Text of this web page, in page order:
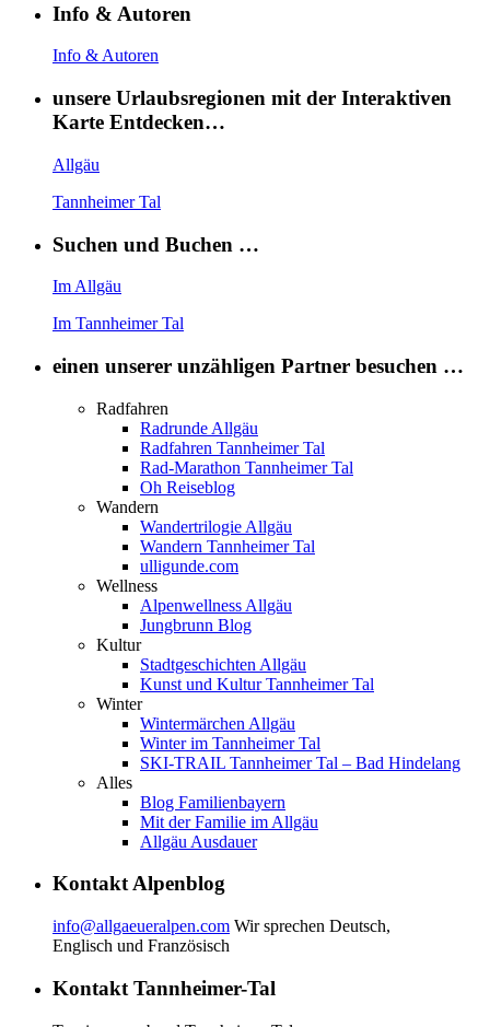
Info & Autoren
Info & Autoren
unsere Urlaubsregionen mit der Interaktiven
Karte Entdecken…
Allgäu
Tannheimer Tal
Suchen und Buchen …
Im Allgäu
Im Tannheimer Tal
einen unserer unzähligen Partner besuchen …
Radfahren
Radrunde Allgäu
Radfahren Tannheimer Tal
Rad-Marathon Tannheimer Tal
Oh Reiseblog
Wandern
Wandertrilogie Allgäu
Wandern Tannheimer Tal
ulligunde.com
Wellness
Alpenwellness Allgäu
Jungbrunn Blog
Kultur
Stadtgeschichten Allgäu
Kunst und Kultur Tannheimer Tal
Winter
Wintermärchen Allgäu
Winter im Tannheimer Tal
SKI-TRAIL Tannheimer Tal – Bad Hindelang
Alles
Blog Familienbayern
Mit der Familie im Allgäu
Allgäu Ausdauer
Kontakt Alpenblog
info@allgaeueralpen.com Wir sprechen Deutsch,
Englisch und Französisch
Kontakt Tannheimer-Tal